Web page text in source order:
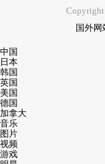
国外网
中国
日本
韩国
英国
美国
德国
加拿大
音乐
图片
视频
游戏